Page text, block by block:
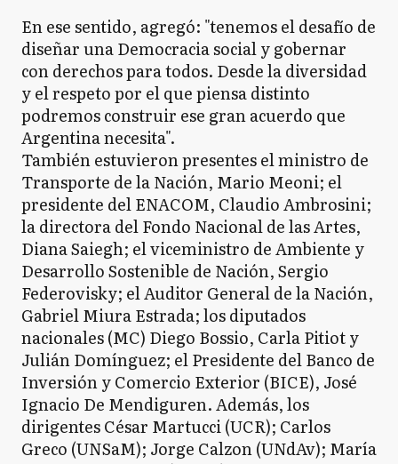
En ese sentido, agregó: "tenemos el desafío de
diseñar una Democracia social y gobernar
con derechos para todos. Desde la diversidad
y el respeto por el que piensa distinto
podremos construir ese gran acuerdo que
Argentina necesita".
También estuvieron presentes el ministro de
Transporte de la Nación, Mario Meoni; el
presidente del ENACOM, Claudio Ambrosini;
la directora del Fondo Nacional de las Artes,
Diana Saiegh; el viceministro de Ambiente y
Desarrollo Sostenible de Nación, Sergio
Federovisky; el Auditor General de la Nación,
Gabriel Miura Estrada; los diputados
nacionales (MC) Diego Bossio, Carla Pitiot y
Julián Domínguez; el Presidente del Banco de
Inversión y Comercio Exterior (BICE), José
Ignacio De Mendiguren. Además, los
dirigentes César Martucci (UCR); Carlos
Greco (UNSaM); Jorge Calzon (UNdAv); María